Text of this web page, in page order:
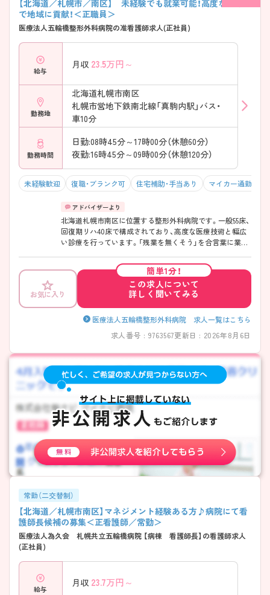
り ・段階的に学べる教育環境 ・認定看護師による指導あり
→「これから学びたい」気持ちをしっかり支えます
――――――――――――――― ■ キャリアアップも全
力応援！ ――――――――――――――― 将来を見据えて
の研修機会が豊富 →専門性を高めたい方にもおすすめです
る♪ ――――――――――――――― 家庭と両立しやす
い制度が整っています。 ・24時間託児所（生後10ヶ月～利用
可） ・育休復帰率100％ ・子育て世代も多数在籍 →ライフス
テージに合わせて柔軟に働けます
――――――――――――――― ■ 通勤もラクラクサポ
ート◎ ――――――――――――――― 毎日の通勤負担
を軽減できます。 ・真駒内駅から無料送迎バスあり ・通勤時
間に合わせた運行 →天候に左右されず通勤しやすい環境で
す ――――――――――――――― ■ 多彩なキャリアが
広がる職場♪ ――――――――――――――― グループ
ならではの強みがあります。 ・老健・福祉施設・訪問医療な
ど幅広く展開 ・在宅や介護分野へのキャリアチェンジ可能
→将来の選択肢を広げながら働けます （2026年情報）
【北海道／札幌市／南区】 未経験でも就業可能！高度な医療
で地域に貢献！＜正職員＞
医療法人五輪橋整形外科病院の准看護師求人(正社員)
給与
月収 23.5万円～
勤務地
北海道札幌市南区
札幌市営地下鉄南北線「真駒内駅」バス・
車10分
勤務時間
日勤:08時45分～17時00分（休憩60分）
夜勤:16時45分～09時00分（休憩120分）
未経験歓迎 復職・ブランク可 住宅補助・手当あり マイカー通勤可・
北海道札幌市南区に位置する整形外科病院です。一般55床、
回復期リハ40床で構成されており、高度な医療技術と幅広
い診療を行っています。「残業を無くそう」を合言葉に業務
す。また、みんなで協力し合って連休の取得も心がけている
ため、仕事とプライベートの両立が可能です。整形外科未経
験の方やブランクのある方もご応募可能です。地下鉄南北
線「真駒内駅」からバスで通勤可能で、アクセス良好です。
ご興味ある方には、面接対策ポイントなど、さらに詳細をお
話しいたしますのでお気軽にご相談ください。
お気に入り
簡単1分！
この求人について
詳しく聞いてみる
医療法人五輪橋整形外科病院 求人一覧はこちら
求人番号 : 9763567更新日 : 2026年8月6日
常勤（二交替制）
【北海道／札幌市南区】マネジメント経験ある方♪病院にて看
護師長候補の募集＜正看護師／常勤＞
医療法人為久会 札幌共立五輪橋病院 【病棟 看護師長】の看護師求人
(正社員)
給与
月収 23.7万円～